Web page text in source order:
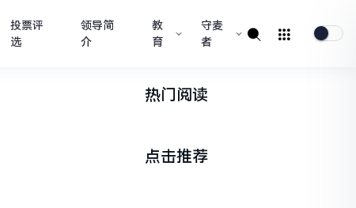
投票评
选
领导简
介
教
育
守麦
者
热门阅读
点击推荐